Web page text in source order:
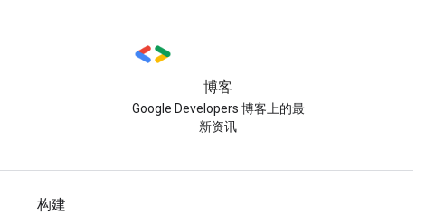
博客
Google Developers 博客上的最
新资讯
构建